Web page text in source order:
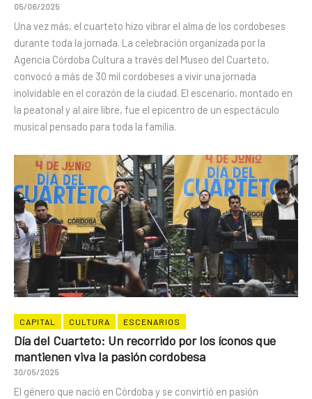
05/06/2025
Una vez más, el cuarteto hizo vibrar el alma de los cordobeses
durante toda la jornada. La celebración organizada por la
Agencia Córdoba Cultura a través del Museo del Cuarteto,
convocó a más de 30 mil cordobeses a vivir una jornada
inolvidable en el corazón de la ciudad. El escenario, montado en
la peatonal y al aire libre, fue el epicentro de un espectáculo
musical pensado para toda la familia.
CAPITAL CULTURA ESCENARIOS
Día del Cuarteto: Un recorrido por los íconos que
mantienen viva la pasión cordobesa
30/05/2025
El género que nació en Córdoba y se convirtió en pasión